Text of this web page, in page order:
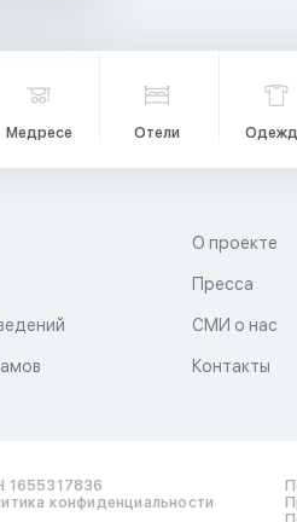
Медресе Отели
О проекте
Пресса
СМИ о нас
Контакты
1655317836
конфиденциальности